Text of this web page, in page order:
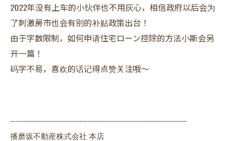
2022年没有上车的小伙伴也不用灰心，相信政府以后会为
了刺激房市也会有别的补贴政策出台！
由于字数限制，如何申请住宅ローン控除的方法小斯会另
开一篇！
码字不易，喜欢的话记得点赞关注哦～
---------------------------------------------------------------------
播磨坂不動産株式会社 本店